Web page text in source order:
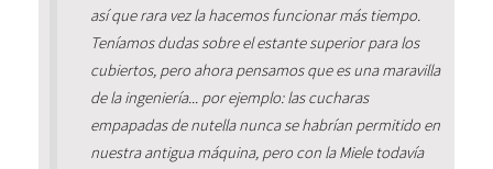
así que rara vez la hacemos funcionar más tiempo.
Teníamos dudas sobre el estante superior para los
cubiertos, pero ahora pensamos que es una maravilla
de la ingeniería... por ejemplo: las cucharas
empapadas de nutella nunca se habrían permitido en
nuestra antigua máquina, pero con la Miele todavía